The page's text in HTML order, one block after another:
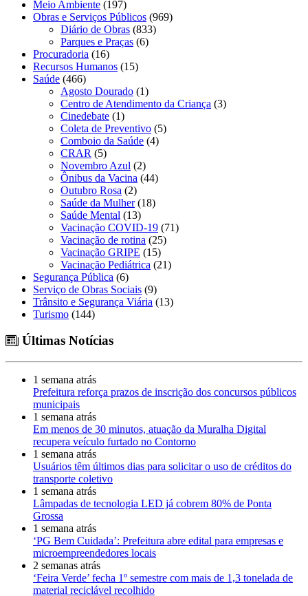
Meio Ambiente (197)
Obras e Serviços Públicos (969)
Diário de Obras (833)
Parques e Praças (6)
Procuradoria (16)
Recursos Humanos (15)
Saúde (466)
Agosto Dourado (1)
Centro de Atendimento da Criança (3)
Cinedebate (1)
Coleta de Preventivo (5)
Comboio da Saúde (4)
CRAR (5)
Novembro Azul (2)
Ônibus da Vacina (44)
Outubro Rosa (2)
Saúde da Mulher(18)
Saúde Mental (13)
Vacinação COVID-19 (71)
Vacinação de rotina (25)
Vacinação GRIPE (15)
Vacinação Pediátrica (21)
Segurança Pública (6)
Serviço de Obras Sociais (9)
Trânsito e Segurança Viária (13)
Turismo (144)
Últimas Notícias
1 semana atrás
Prefeitura reforça prazos de inscrição dos concursos públicos
municipais
1 semana atrás
Em menos de 30 minutos, atuação da Muralha Digital
recupera veículo furtado no Contorno
1 semana atrás
Usuários têm últimos dias para solicitar o uso de créditos do
transporte coletivo
1 semana atrás
Lâmpadas de tecnologia LED já cobrem 80% de Ponta
Grossa
1 semana atrás
‘PG Bem Cuidada’: Prefeitura abre edital para empresas e
microempreendedores locais
2 semanas atrás
‘Feira Verde’ fecha 1º semestre com mais de 1,3 tonelada de
material reciclável recolhido